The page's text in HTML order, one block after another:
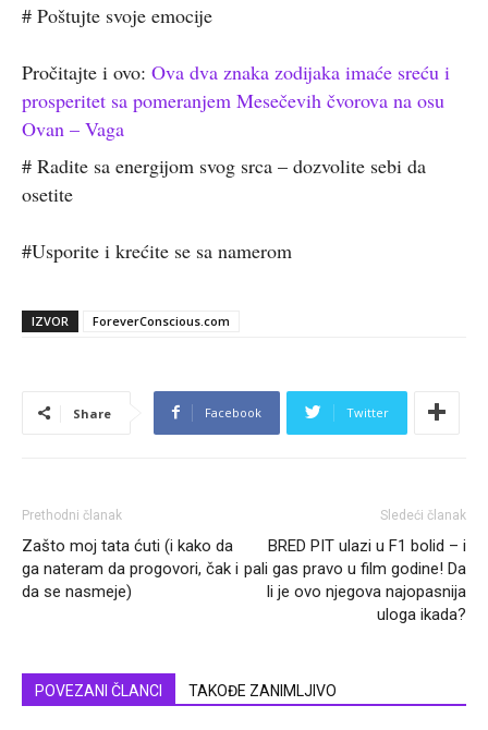
# Poštujte svoje emocije
Pročitajte i ovo: Ova dva znaka zodijaka imaće sreću i
prosperitet sa pomeranjem Mesečevih čvorova na osu
Ovan – Vaga
# Radite sa energijom svog srca – dozvolite sebi da
osetite
#Usporite i krećite se sa namerom
IZVOR ForeverConscious.com
Share Facebook Twitter
Prethodni članak
Zašto moj tata ćuti (i kako da
ga nateram da progovori, čak i
da se nasmeje)
Sledeći članak
BRED PIT ulazi u F1 bolid – i
pali gas pravo u film godine! Da
li je ovo njegova najopasnija
uloga ikada?
POVEZANI ČLANCI TAKOĐE ZANIMLJIVO